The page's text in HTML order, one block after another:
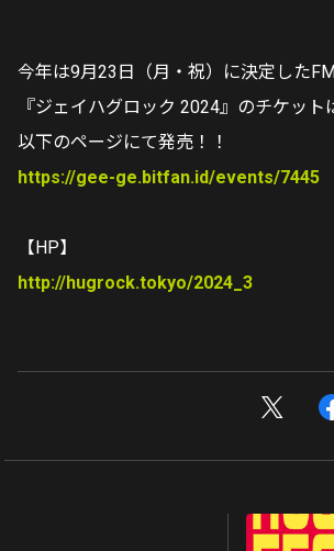
今年は9月23日（月・祝）に決定した
『ジェイハグロック 2024』のチケッ
以下のページにて発売！！
https://gee-ge.bitfan.id/events/7445
【HP】
http://hugrock.tokyo/2024_3